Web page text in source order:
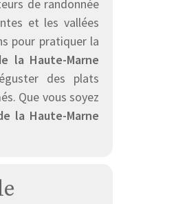
de randonnée
et les vallées
pour pratiquer la
la Haute-Marne
des plats
Que vous soyez
la Haute-Marne